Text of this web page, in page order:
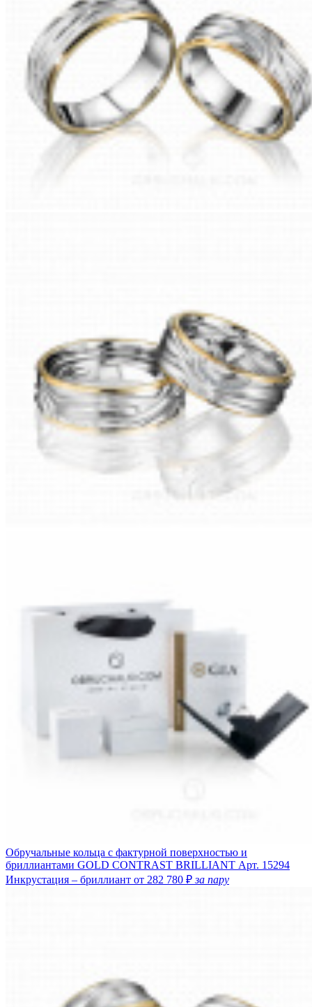
Обручальные кольца с фактурной поверхностью и
бриллиантами GOLD CONTRAST BRILLIANT Арт. 15294
Инкрустация – бриллиант от 282 780 ₽за пару